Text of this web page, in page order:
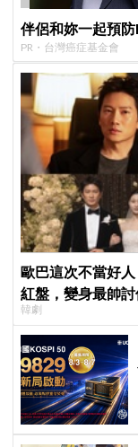
伴侶和妳一起預
PR・台灣癌症基金會
歐巴這次不當好
紅盤，變身最帥
激吻！
韓劇